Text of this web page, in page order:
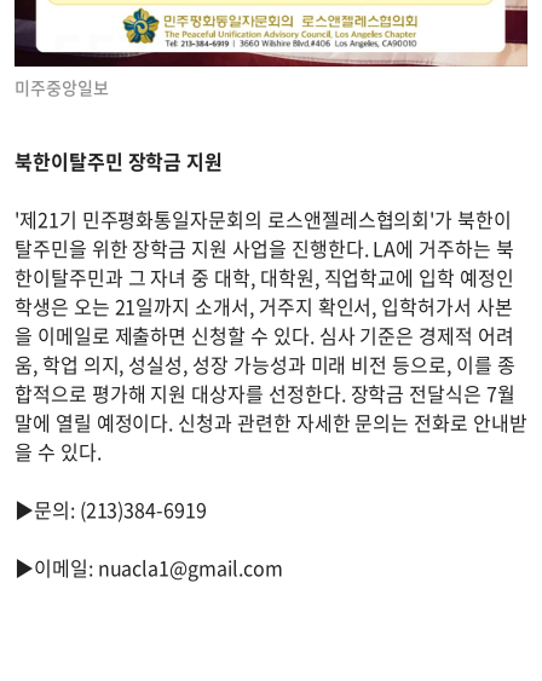
미주중앙일보
북한이탈주민 장학금 지원
'제21기 민주평화통일자문회의 로스앤젤레스협의회'가 북한이
탈주민을 위한 장학금 지원 사업을 진행한다. LA에 거주하는 북
한이탈주민과 그 자녀 중 대학, 대학원, 직업학교에 입학 예정인
학생은 오는 21일까지 소개서, 거주지 확인서, 입학허가서 사본
을 이메일로 제출하면 신청할 수 있다. 심사 기준은 경제적 어려
움, 학업 의지, 성실성, 성장 가능성과 미래 비전 등으로, 이를 종
합적으로 평가해 지원 대상자를 선정한다. 장학금 전달식은 7월
말에 열릴 예정이다. 신청과 관련한 자세한 문의는 전화로 안내받
을 수 있다.
▶문의: (213)384-6919
▶이메일: nuacla1@gmail.com